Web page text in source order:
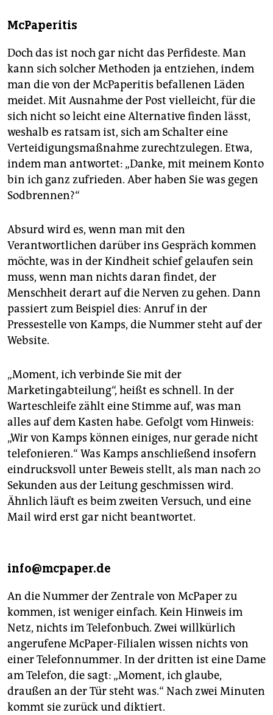
McPaperitis
Doch das ist noch gar nicht das Perfideste. Man
kann sich solcher Methoden ja entziehen, indem
man die von der McPaperitis befallenen Läden
meidet. Mit Ausnahme der Post vielleicht, für die
sich nicht so leicht eine Alternative finden lässt,
weshalb es ratsam ist, sich am Schalter eine
Verteidigungsmaßnahme zurechtzulegen. Etwa,
indem man antwortet: „Danke, mit meinem Konto
bin ich ganz zufrieden. Aber haben Sie was gegen
Sodbrennen?“
Absurd wird es, wenn man mit den
Verantwortlichen darüber ins Gespräch kommen
möchte, was in der Kindheit schief gelaufen sein
muss, wenn man nichts daran findet, der
Menschheit derart auf die Nerven zu gehen. Dann
passiert zum Beispiel dies: Anruf in der
Pressestelle von Kamps, die Nummer steht auf der
Website.
„Moment, ich verbinde Sie mit der
Marketingabteilung“, heißt es schnell. In der
Warteschleife zählt eine Stimme auf, was man
alles auf dem Kasten habe. Gefolgt vom Hinweis:
„Wir von Kamps können einiges, nur gerade nicht
telefonieren.“ Was Kamps anschließend insofern
eindrucksvoll unter Beweis stellt, als man nach 20
Sekunden aus der Leitung geschmissen wird.
Ähnlich läuft es beim zweiten Versuch, und eine
Mail wird erst gar nicht beantwortet.
info@mcpaper.de
An die Nummer der Zentrale von McPaper zu
kommen, ist weniger einfach. Kein Hinweis im
Netz, nichts im Telefonbuch. Zwei willkürlich
angerufene McPaper-Filialen wissen nichts von
einer Telefonnummer. In der dritten ist eine Dame
am Telefon, die sagt: „Moment, ich glaube,
draußen an der Tür steht was.“ Nach zwei Minuten
kommt sie zurück und diktiert.